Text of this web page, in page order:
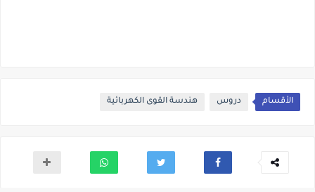
الأقسام دروس هندسة القوى الكهربائية